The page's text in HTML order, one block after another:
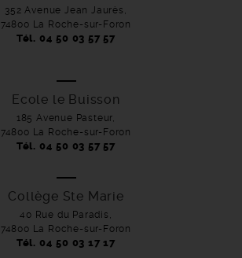
352 Avenue Jean Jaurès,
74800 La Roche-sur-Foron
Tél. 04 50 03 57 57
Ecole le Buisson
185 Avenue Pasteur,
74800 La Roche-sur-Foron
Tél. 04 50 03 57 57
Collège Ste Marie
40 Rue du Paradis,
74800 La Roche-sur-Foron
Tél. 04 50 03 17 17